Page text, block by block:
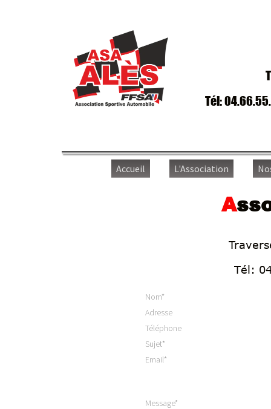
Accueil L'Association
Tél:
A
Tél:
Nom*
Adresse
Téléphone
Sujet*
Email*
Message*